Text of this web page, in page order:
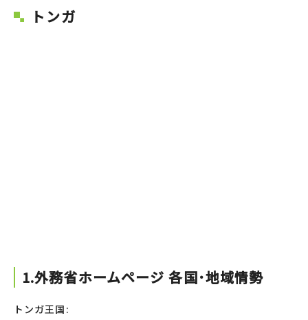
トンガ
1.外務省ホームページ 各国･地域情勢
トンガ王国: